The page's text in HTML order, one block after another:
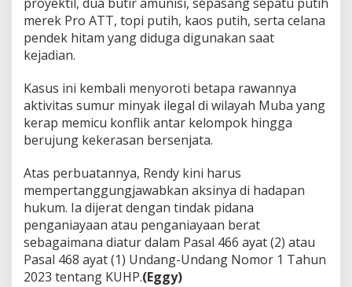
merek Pro ATT, topi putih, kaos putih, serta celana
pendek hitam yang diduga digunakan saat
kejadian.
Kasus ini kembali menyoroti betapa rawannya
aktivitas sumur minyak ilegal di wilayah Muba yang
kerap memicu konflik antar kelompok hingga
berujung kekerasan bersenjata.
Atas perbuatannya, Rendy kini harus
mempertanggungjawabkan aksinya di hadapan
hukum. Ia dijerat dengan tindak pidana
penganiayaan atau penganiayaan berat
sebagaimana diatur dalam Pasal 466 ayat (2) atau
Pasal 468 ayat (1) Undang-Undang Nomor 1 Tahun
2023 tentang KUHP.(Eggy)